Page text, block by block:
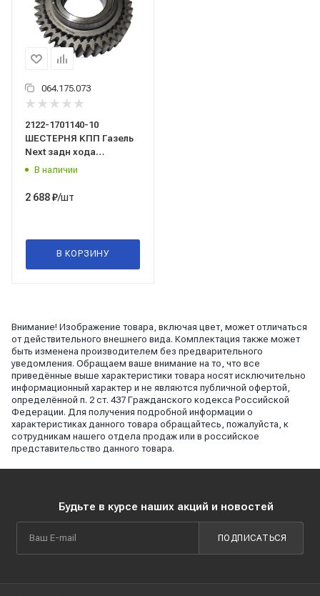
064.175.073
2122-1701140-10
ШЕСТЕРНЯ КПП Газель
Next задн хода
втор.вала ZOMMER
В наличии
2 688₽/шт
В КОРЗИНУ
Внимание! Изображение товара, включая цвет, может отличаться
от действительного внешнего вида. Комплектация также может
быть изменена производителем без предварительного
уведомления. Обращаем ваше внимание на то, что все
приведённые выше характеристики товара носят исключительно
информационный характер и не являются публичной офертой,
определённой п. 2 ст. 437 Гражданского кодекса Российской
Федерации. Для получения подробной информации о
характеристиках данного товара обращайтесь, пожалуйста, к
сотрудникам нашего отдела продаж или в российское
представительство данного товара.
Будьте в курсе наших акций и новостей
ПОДПИСАТЬСЯ